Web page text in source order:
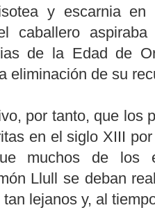
y escarnia
caballero
de la Edad de
eliminación de su
por tanto, que los
en el siglo XIII
muchos de los
Llull se deban
tan lejanos y, al